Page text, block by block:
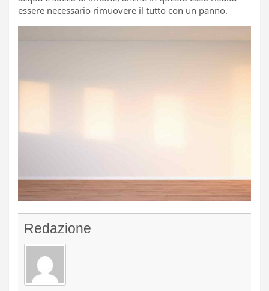
essere necessario rimuovere il tutto con un panno.
Redazione